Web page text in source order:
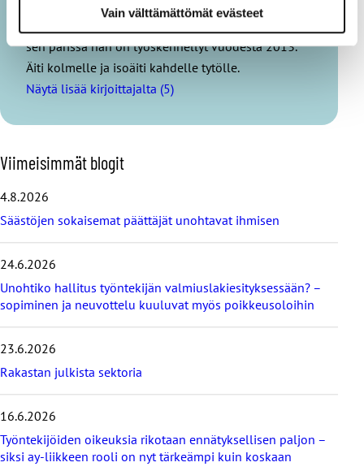
Vain välttämättömät evästeet
sen parissa hän on työskennellyt vuodesta 2013.
Äiti kolmelle ja isoäiti kahdelle tytölle.
Näytä lisää kirjoittajalta (5)
O
h
a
v
i
m
e
i
m
t
b
o
Viimeisimmät blogit
4.8.2026
Säästöjen sokaisemat päättäjät unohtavat ihmisen
24.6.2026
Unohtiko hallitus työntekijän valmiuslakiesityksessään? –
sopiminen ja neuvottelu kuuluvat myös poikkeusoloihin
23.6.2026
Rakastan julkista sektoria
16.6.2026
Työntekijöiden oikeuksia rikotaan ennätyksellisen paljon –
siksi ay-liikkeen rooli on nyt tärkeämpi kuin koskaan